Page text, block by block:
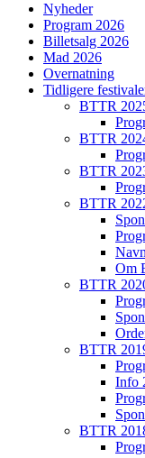
Nyheder
Program 2026
Billetsalg 2026
Mad 2026
Overnatning
Tidligere
BTTR
BTTR
BTTR
BTTR
Om
BTTR
BTTR
Info
BTTR